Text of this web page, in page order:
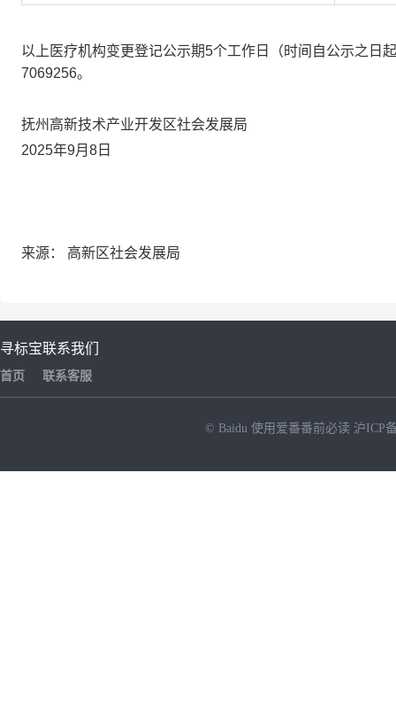
以上医疗机构变更登记公示期5个工作日（时间自公示之日
7069256。
抚州高新技术产业开发区社会发展局
2025年9月8日
来源： 高新区社会发展局
寻标宝
首页
联系我们
联系客服
© Baidu 使用爱番番前必读 沪ICP